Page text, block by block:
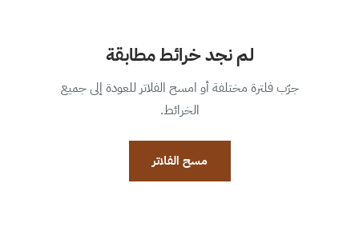
لم نجد خرائط مطابقة
جرّب فلترة مختلفة أو امسح الفلاتر للعودة إلى جميع
الخرائط.
مسح الفلاتر